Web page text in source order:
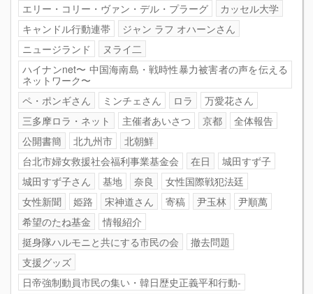
エリー・コリー・ヴァン・デル・プラーグ
カッセル大学
キャンドル行動連帯
ジャン ラフ オハーンさん
ニュージランド
ヌライ二
ハイナンnet〜 中国海南島・戦時性暴力被害者の声を伝える
ネットワーク〜
ペ・ポンギさん
ミンチェさん ロラ
万愛花さん
三多摩ロラ・ネット
主催者あいさつ 京都
全体報告
公開書簡
北九州市
北朝鮮
台北市婦女救援社会福利事業基金会
在日
城田すず子
城田すず子さん
基地 奈良
女性国際戦犯法廷
女性新聞
姫路 宋神道さん 寄稿 尹玉林
尹順萬
希望のたね基金
情報紹介
挺身隊ハルモニと共にする市民の会
撤去問題
支援グッズ
日帝強制動員市民の集い・韓日歴史正義平和行動-